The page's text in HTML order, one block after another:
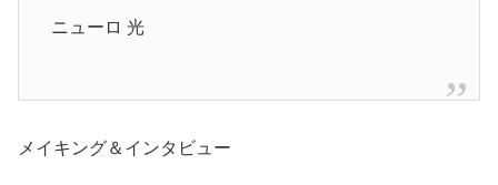
ニューロ 光
メイキング＆インタビュー